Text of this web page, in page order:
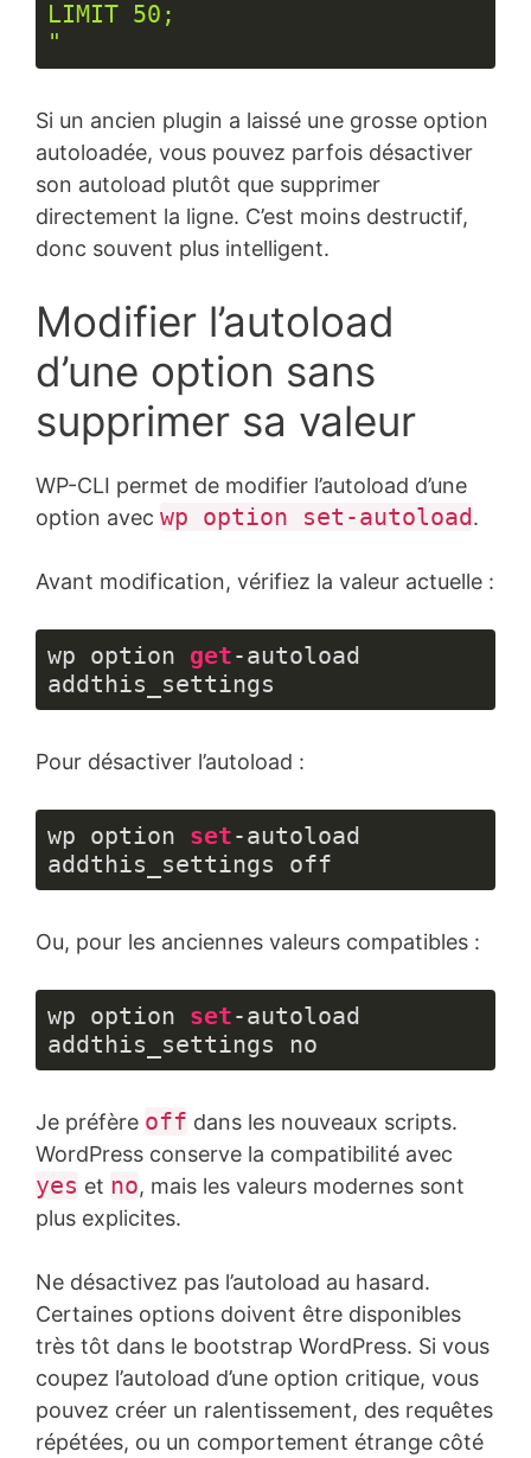
LIMIT 50;
"
code :
PHP
(php)
Si un ancien plugin a laissé une grosse option
autoloadée, vous pouvez parfois désactiver
son autoload plutôt que supprimer
directement la ligne. C’est moins destructif,
donc souvent plus intelligent.
Modifier l’autoload
d’une option sans
supprimer sa valeur
WP-CLI permet de modifier l’autoload d’une
option avec wp option set-autoload.
Avant modification, vérifiez la valeur actuelle :
wp option get-autoload
addthis_settings
code :
(javascript)
Pour désactiver l’autoload :
wp option set-autoload
addthis_settings off
code :
(javascript)
Ou, pour les anciennes valeurs compatibles :
wp option set-autoload
addthis_settings no
code :
JavaScript
(javascript)
Je préfère off dans les nouveaux scripts.
WordPress conserve la compatibilité avec
yes et no, mais les valeurs modernes sont
plus explicites.
Ne désactivez pas l’autoload au hasard.
Certaines options doivent être disponibles
très tôt dans le bootstrap WordPress. Si vous
coupez l’autoload d’une option critique, vous
pouvez créer un ralentissement, des requêtes
répétées, ou un comportement étrange côté